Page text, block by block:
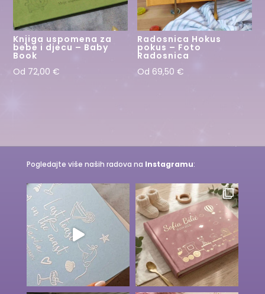
Knjiga uspomena za
bebe i djecu – Baby
Book
Od 72,00€
Radosnica Hokus
pokus – Foto
Radosnica
Od 69,50€
Pogledajte više naših radova na Instagramu: